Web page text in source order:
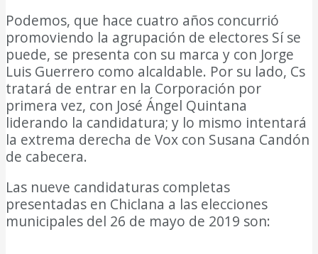
Podemos, que hace cuatro años concurrió
promoviendo la agrupación de electores Sí se
puede, se presenta con su marca y con Jorge
Luis Guerrero como alcaldable. Por su lado, Cs
tratará de entrar en la Corporación por
primera vez, con José Ángel Quintana
liderando la candidatura; y lo mismo intentará
la extrema derecha de Vox con Susana Candón
de cabecera.
Las nueve candidaturas completas
presentadas en Chiclana a las elecciones
municipales del 26 de mayo de 2019 son: